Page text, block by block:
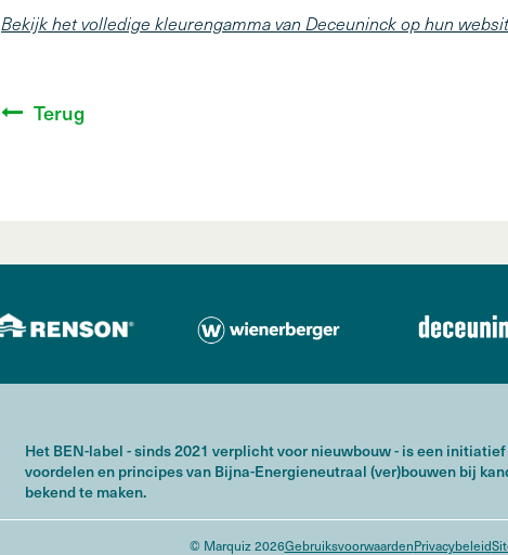
Bekijk het volledige kleurengamma van Deceuninck op hun
Terug
Het BEN-label - sinds 2021 verplicht voor nieuwbouw - is een
voordelen en principes van Bijna-Energieneutraal (ver)bouwen bij
bekend te maken.
© Marquiz 2026GebruiksvoorwaardenPrivacybeleid